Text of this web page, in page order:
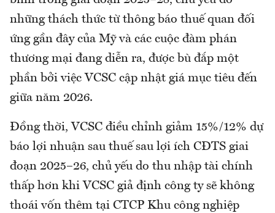
những thách thức từ thông báo thuế quan đối
ứng gần đây của Mỹ và các cuộc đàm phán
thương mại đang diễn ra, được bù đắp một
phần bởi việc VCSC cập nhật giá mục tiêu đến
giữa năm 2026.
Đồng thời, VCSC điều chỉnh giảm 15%/12% dự
báo lợi nhuận sau thuế sau lợi ích CĐTS giai
đoạn 2025–26, chủ yếu do thu nhập tài chính
thấp hơn khi VCSC giả định công ty sẽ không
thoái vốn thêm tại CTCP Khu công nghiệp